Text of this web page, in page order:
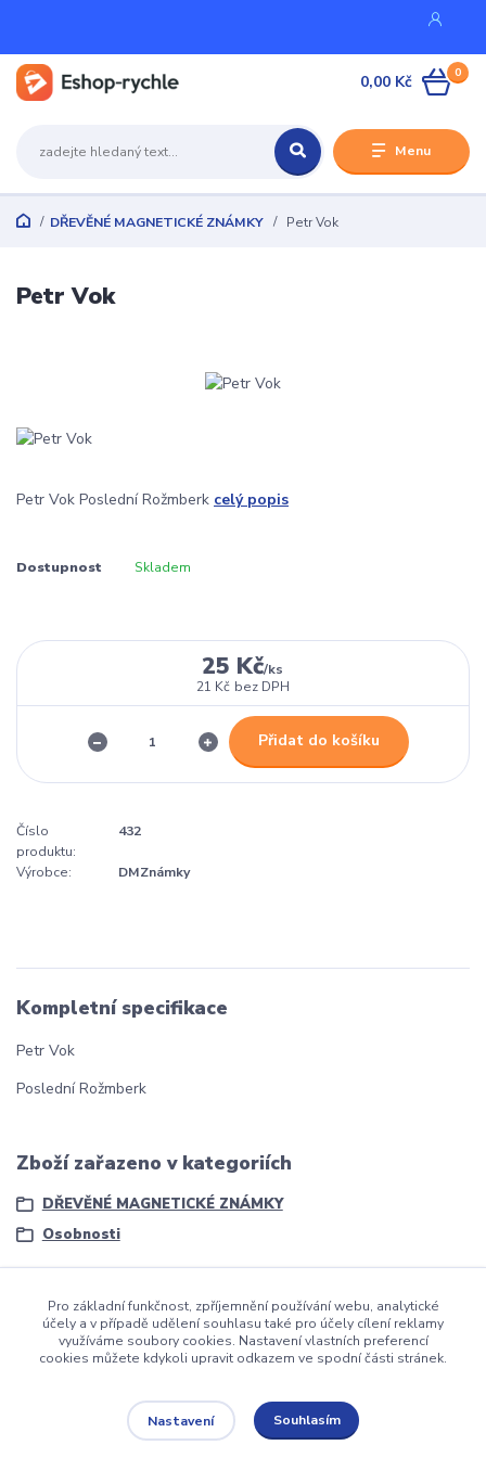
Menu
0
0,00 Kč
DŘEVĚNÉ MAGNETICKÉ ZNÁMKY Petr Vok
Petr Vok
Petr Vok Poslední Rožmberk celý popis
Dostupnost Skladem
25 Kč/ks
21 Kč bez DPH
Přidat do košíku
Číslo
produktu:
432
Výrobce: DMZnámky
Kompletní specifikace
Petr Vok
Poslední Rožmberk
Zboží zařazeno v kategoriích
DŘEVĚNÉ MAGNETICKÉ ZNÁMKY
Osobnosti
dmznamky.cz
Upravit sběr cookies.
Pro základní funkčnost, zpříjemnění používání webu, analytické
účely a v případě udělení souhlasu také pro účely cílení reklamy
využíváme soubory cookies. Nastavení vlastních preferencí
cookies můžete kdykoli upravit odkazem ve spodní části stránek.
Nastavení Souhlasím